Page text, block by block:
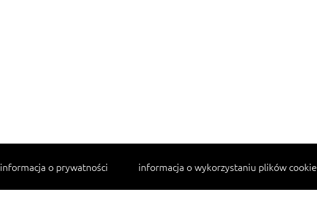
informacja o prywatności informacja o wykorzystaniu plików cookie
Najpopularniejsze przepisy